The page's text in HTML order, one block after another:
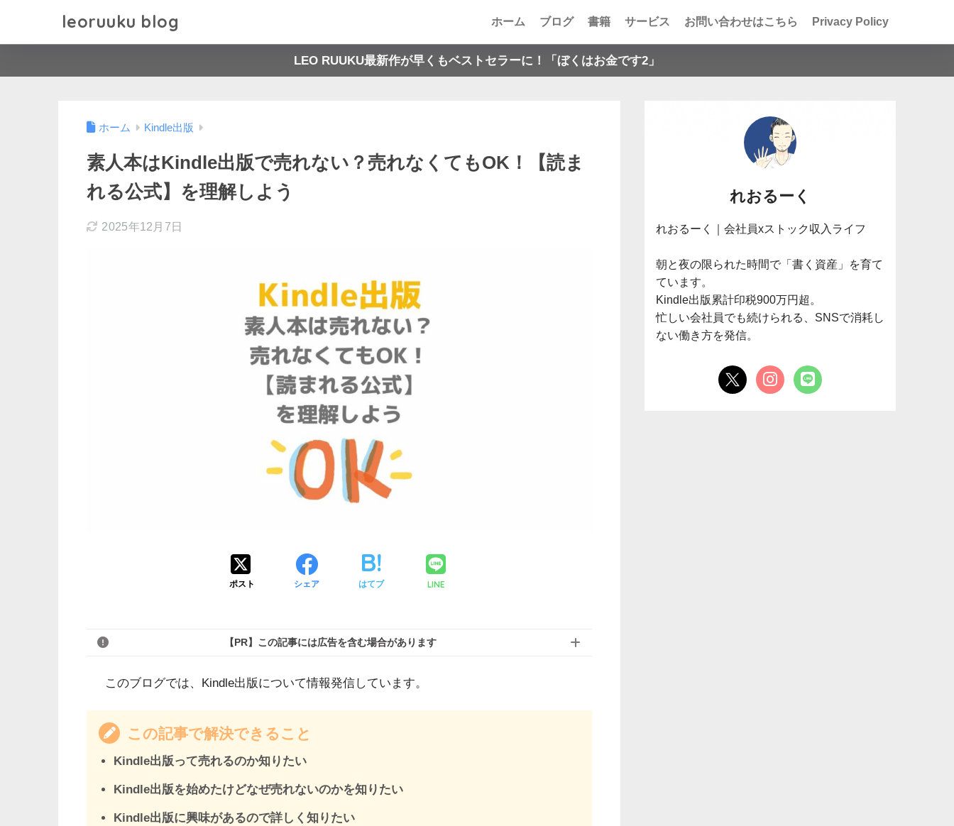
leoruuku blog ホーム ブログ 書籍 サービス お問い合わせはこちら Privacy Policy
LEO RUUKU最新作が早くもベストセラーに！「ぼくはお金です2」
ホーム Kindle出版
素人本はKindle出版で売れない？売れなくてもOK！【読ま
れる公式】を理解しよう
2025年12月7日
ポスト シェア はてブ LINE
【PR】この記事には広告を含む場合があります
このブログでは、Kindle出版について情報発信しています。
この記事で解決できること
Kindle出版って売れるのか知りたい
Kindle出版を始めたけどなぜ売れないのかを知りたい
Kindle出版に興味があるので詳しく知りたい
れおるーく
れおるーく｜会社員xストック収入ライフ
朝と夜の限られた時間で「書く資産」を育て
ています。
Kindle出版累計印税900万円超。
忙しい会社員でも続けられる、SNSで消耗し
ない働き方を発信。